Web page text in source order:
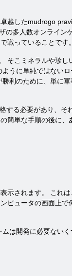
越したmudrogo
の多人数オンライ
戦っていることです。
そこミネラルや珍
うに単純ではない
利のために、単に
する必要があり、
簡単な手順の後に
示されます。 これ
ピュータの画面上で
は開発に必要ない